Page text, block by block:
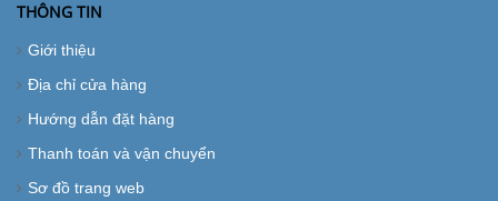
THÔNG TIN
Giới thiệu
Địa chỉ cửa hàng
Hướng dẫn đặt hàng
Thanh toán và vận chuyển
Sơ đồ trang web